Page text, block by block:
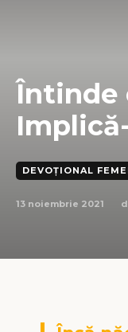
Întinde
DEVOȚIONAL
13 noiembrie 2021